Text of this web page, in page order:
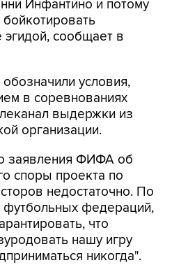
Инфантино и потому
сообщает в
условия,
в соревнованиях
выдержки из
организации.
заявления ФИФА об
споры проекта по
недостаточно. По
федераций,
что
нашу игру
никогда".